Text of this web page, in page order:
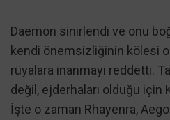
Daemon sinirlendi ve onu
kendi önemsizliğinin kölesi
rüyalara inanmayı reddetti.
değil, ejderhaları olduğu için
İşte o zaman Rhayenra,